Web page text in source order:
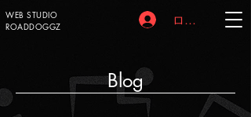
WEB STUDIO
ROADDOGGZ
ログイン
Blog